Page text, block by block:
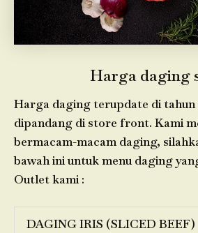
Harga daging
Harga daging terupdate di
dipandang di store front. Kami
bermacam-macam daging,
bawah ini untuk menu daging
Outlet kami :
DAGING IRIS (SLICED BEEF)